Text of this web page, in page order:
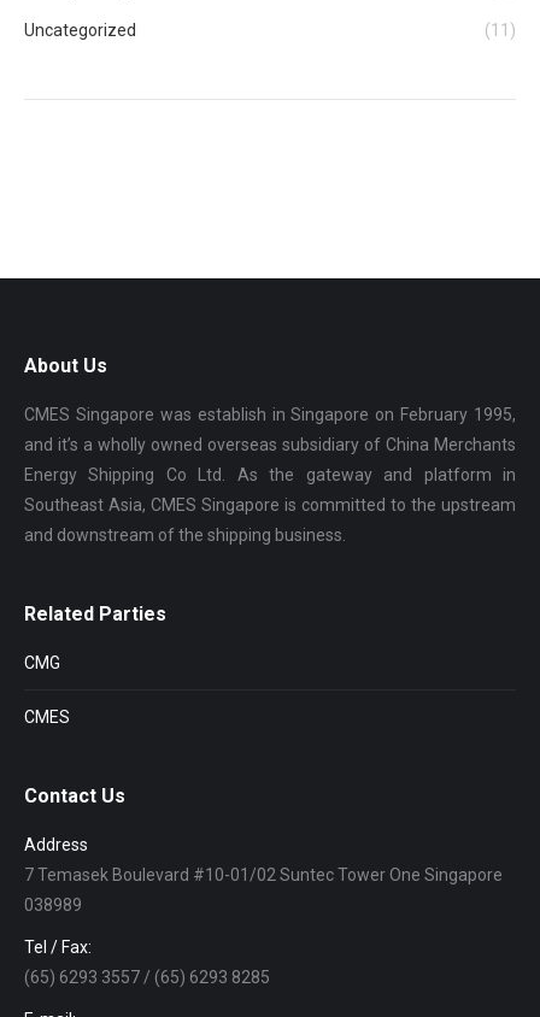
Uncategorized (11)
About Us
CMES Singapore was establish in Singapore on February 1995,
and it’s a wholly owned overseas subsidiary of China Merchants
Energy Shipping Co Ltd. As the gateway and platform in
Southeast Asia, CMES Singapore is committed to the upstream
and downstream of the shipping business.
Related Parties
CMG
CMES
Contact Us
Address
7 Temasek Boulevard #10-01/02 Suntec Tower One Singapore
038989
Tel / Fax:
(65) 6293 3557 / (65) 6293 8285